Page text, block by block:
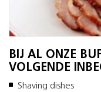
BIJ AL ONZE
VOLGENDE
Shaving dishes